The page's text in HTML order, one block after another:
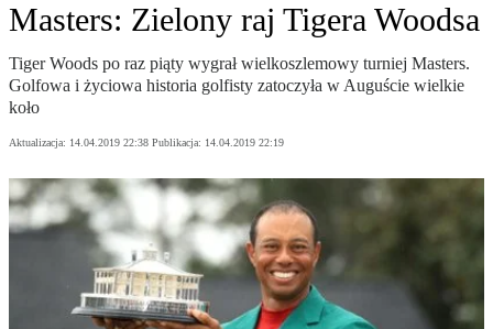
Masters: Zielony raj Tigera Woodsa
Tiger Woods po raz piąty wygrał wielkoszlemowy turniej Masters.
Golfowa i życiowa historia golfisty zatoczyła w Auguście wielkie
koło
Aktualizacja: 14.04.2019 22:38 Publikacja: 14.04.2019 22:19